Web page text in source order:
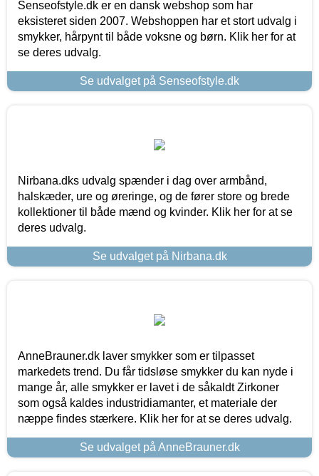
Senseofstyle.dk er en dansk webshop som har
eksisteret siden 2007. Webshoppen har et stort udvalg i
smykker, hårpynt til både voksne og børn. Klik her for at
se deres udvalg.
Se udvalget på Senseofstyle.dk
Nirbana.dks udvalg spænder i dag over armbånd,
halskæder, ure og øreringe, og de fører store og brede
kollektioner til både mænd og kvinder. Klik her for at se
deres udvalg.
Se udvalget på Nirbana.dk
AnneBrauner.dk laver smykker som er tilpasset
markedets trend. Du får tidsløse smykker du kan nyde i
mange år, alle smykker er lavet i de såkaldt Zirkoner
som også kaldes industridiamanter, et materiale der
næppe findes stærkere. Klik her for at se deres udvalg.
Se udvalget på AnneBrauner.dk